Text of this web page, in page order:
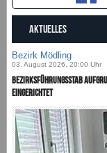
AKTUELLES
Bezirk Mödling
03. August 2026, 20:00 Uhr
Bezirksführungsstab
eingerichtet